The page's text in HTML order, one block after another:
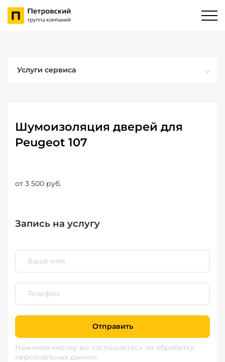
Услуги сервиса
Шумоизоляция дверей для
Peugeot 107
от 3 500 руб.
Запись на услугу
Отправить
Нажимая кнопку вы соглашаетесь на обработку
персональных данных